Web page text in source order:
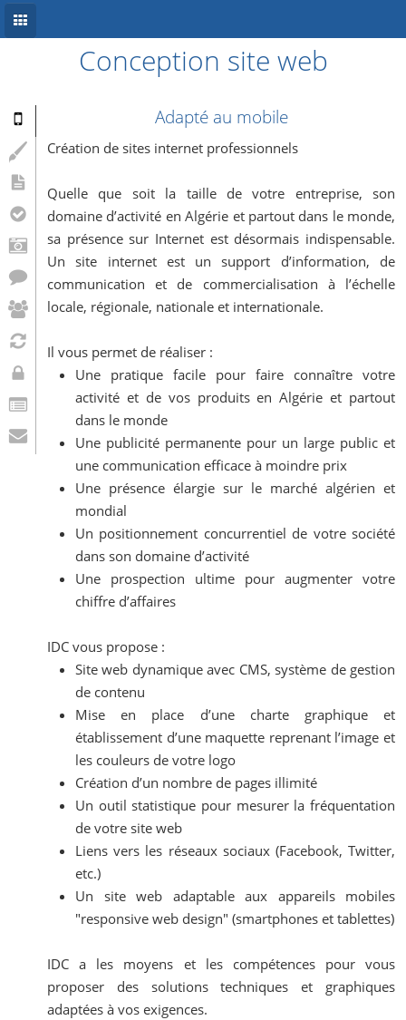
Accueil
Système d’information
Informations
Conception site web
Adapté au mobile
Création de sites internet professionnels
Quelle que soit la taille de votre entreprise, son
domaine d’activité en Algérie et partout dans le monde,
sa présence sur Internet est désormais indispensable.
Un site internet est un support d’information, de
communication et de commercialisation à l’échelle
locale, régionale, nationale et internationale.
Il vous permet de réaliser :
Une pratique facile pour faire connaître votre
activité et de vos produits en Algérie et partout
dans le monde
Une publicité permanente pour un large public et
une communication efficace à moindre prix
Une présence élargie sur le marché algérien et
mondial
Un positionnement concurrentiel de votre société
dans son domaine d’activité
Une prospection ultime pour augmenter votre
chiffre d’affaires
IDC vous propose :
Site web dynamique avec CMS, système de gestion
de contenu
Mise en place d’une charte graphique et
établissement d’une maquette reprenant l’image et
les couleurs de votre logo
Création d’un nombre de pages illimité
Un outil statistique pour mesurer la fréquentation
de votre site web
Liens vers les réseaux sociaux (Facebook, Twitter,
etc.)
Un site web adaptable aux appareils mobiles
"responsive web design" (smartphones et tablettes)
IDC a les moyens et les compétences pour vous
proposer des solutions techniques et graphiques
adaptées à vos exigences.